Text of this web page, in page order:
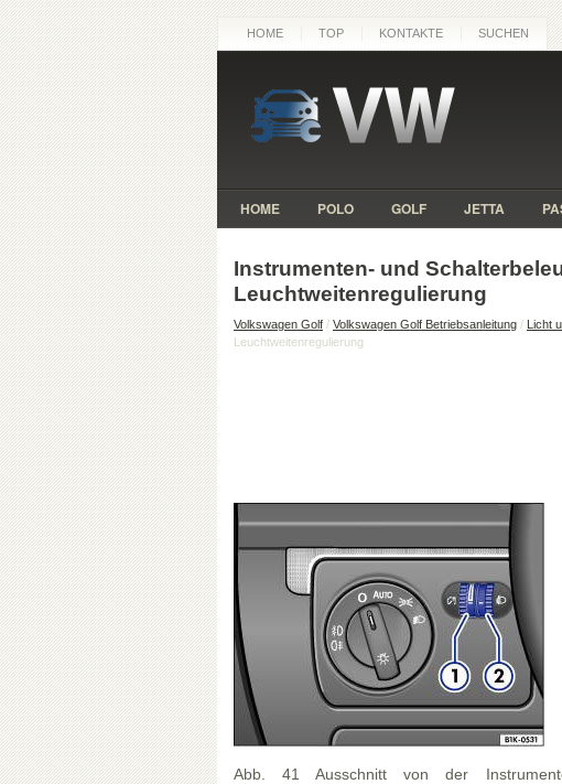
HOME TOP KONTAKTE SUCHEN
HOME POLO GOLF JETTA
Instrumenten- und
Leuchtweitenregulierung
Volkswagen Golf / Volkswagen Golf Betriebsanleitung / Licht
Leuchtweitenregulierung
Abb. 41 Ausschnitt von der